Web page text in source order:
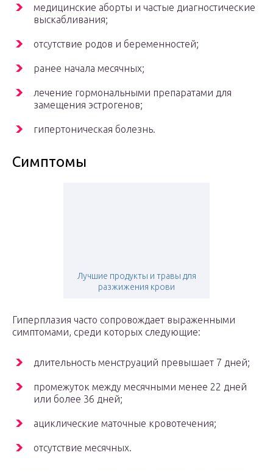
медицинские аборты и частые диагностические
выскабливания;
отсутствие родов и беременностей;
ранее начала месячных;
лечение гормональными препаратами для
замещения эстрогенов;
гипертоническая болезнь.
Симптомы
Лучшие продукты и травы для
разжижения крови
Гиперплазия часто сопровождает выраженными
симптомами, среди которых следующие:
длительность менструаций превышает 7 дней;
промежуток между месячными менее 22 дней
или более 36 дней;
ациклические маточные кровотечения;
отсутствие месячных.